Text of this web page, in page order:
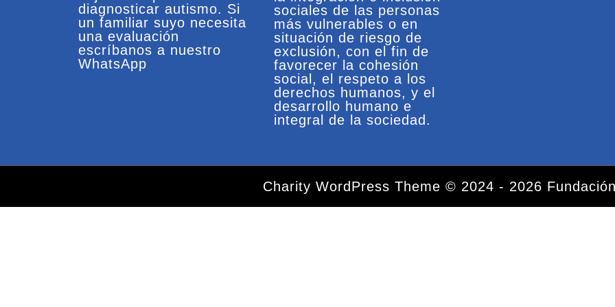
diagnosticar autismo. Si
un familiar suyo necesita
una evaluación
escríbanos a nuestro
WhatsApp
sociales de las personas
más vulnerables o en
situación de riesgo de
exclusión, con el fin de
favorecer la cohesión
social, el respeto a los
derechos humanos, y el
desarrollo humano e
integral de la sociedad.
Charity WordPress Theme © 2024 - 2026